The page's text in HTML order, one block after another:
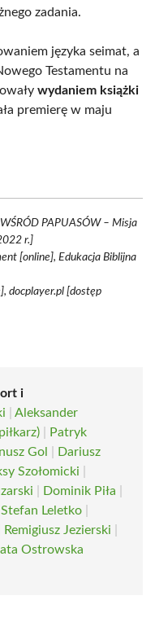
zadania.
języka seimat, a
Testamentu na
wydaniem książki
premierę w maju
PAPUASÓW – Misja
r.]
[online], Edukacja Biblijna
docplayer.pl [dostęp
i
Aleksander
Patryk
Gol
Dariusz
Szołomicki
Dominik Piła
Stefan Leletko
Remigiusz Jezierski
Ostrowska